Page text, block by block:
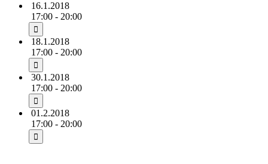
16.1.2018
17:00 - 20:00
18.1.2018
17:00 - 20:00
30.1.2018
17:00 - 20:00
01.2.2018
17:00 - 20:00